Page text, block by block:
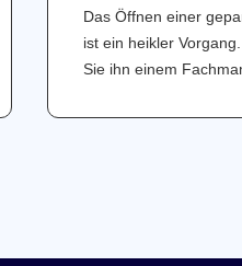
Das Öffnen einer
ist ein heikler
Sie ihn einem